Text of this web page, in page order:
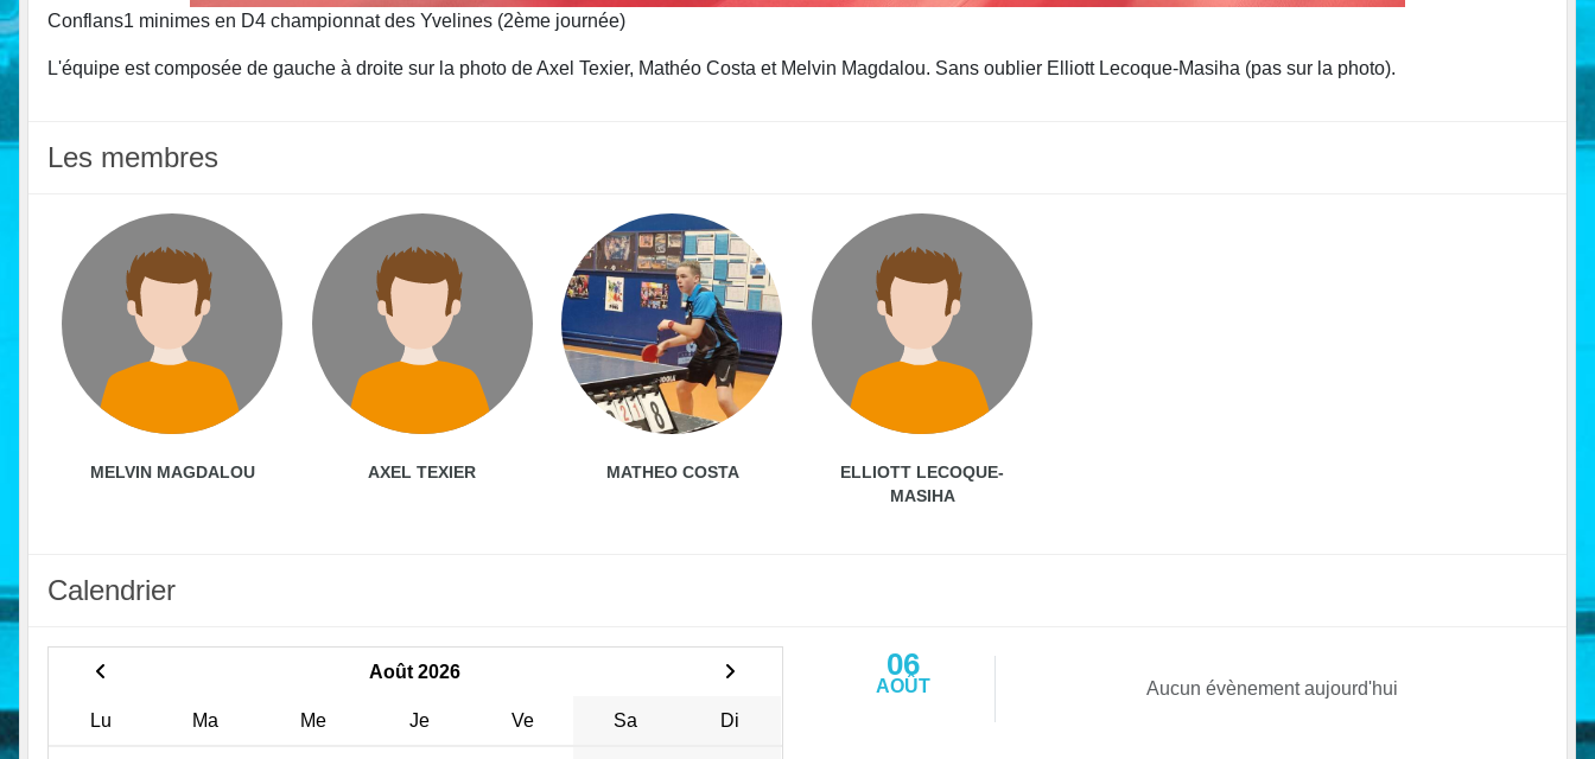
Conflans1 minimes en D4 championnat des Yvelines (2ème journée)
L'équipe est composée de gauche à droite sur la photo de Axel Texier, Mathéo Costa et Melvin Magdalou. Sans oublier Elliott Lecoque-Masiha (pas sur la photo).
Les membres
MELVIN MAGDALOU AXEL TEXIER MATHEO COSTA
ELLIOTT LECOQUE-
MASIHA
Calendrier
Août 2026
Lu Ma Me Je Ve Sa Di
06
AOÛT Aucun évènement aujourd'hui